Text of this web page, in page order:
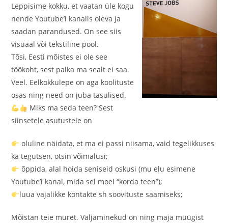
Leppisime kokku, et vaatan üle kogu
nende Youtube’i kanalis oleva ja
saadan parandused. On see siis
visuaal või tekstiline pool.
Tõsi, Eesti mõistes ei ole see
töökoht, sest palka ma sealt ei saa.
Veel. Eelkokkulepe on aga koolituste
osas ning need on juba tasulised.
Miks ma seda teen? Sest
siinsetele asutustele on
oluline näidata, et ma ei passi niisama, vaid tegelikkuses
ka tegutsen, otsin võimalusi;
õppida, alal hoida seniseid oskusi (mu elu esimene
Youtube’i kanal, mida sel moel “korda teen”);
luua vajalikke kontakte sh soovituste saamiseks;
Mõistan teie muret. Väljaminekud on ning maja müügist